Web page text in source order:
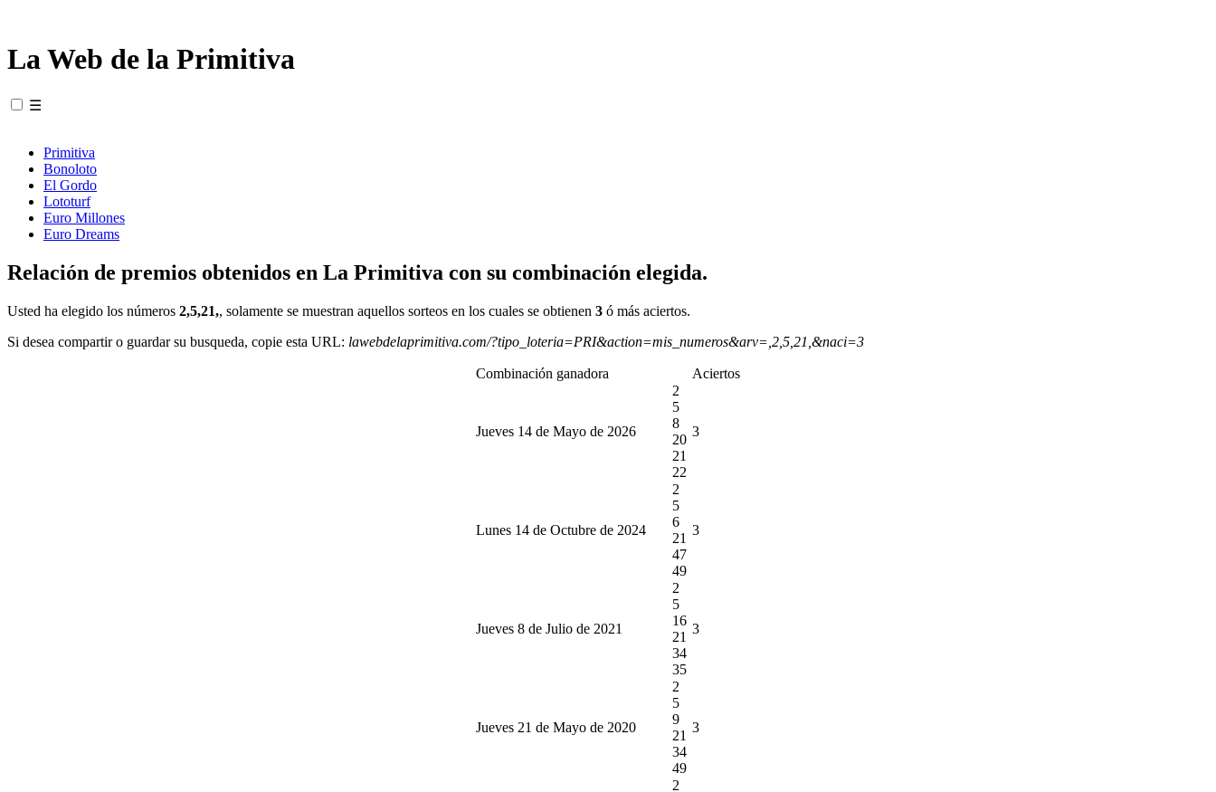
La Web de la Primitiva
☰
Primitiva
Bonoloto
El Gordo
Lototurf
Euro Millones
Euro Dreams
Relación de premios obtenidos en La Primitiva con su combinación elegida.
Usted ha elegido los números 2,5,21,, solamente se muestran aquellos sorteos en los cuales se obtienen 3 ó más aciertos.
Si desea compartir o guardar su busqueda, copie esta URL: lawebdelaprimitiva.com/?tipo_loteria=PRI&action=mis_numeros&arv=,2,5,21,&naci=3
Combinación ganadora Aciertos
Jueves 14 de Mayo de 2026
2
5
8
20
21
22
3
Lunes 14 de Octubre de 2024
2
5
6
21
47
49
3
Jueves 8 de Julio de 2021
2
5
16
21
34
35
3
Jueves 21 de Mayo de 2020
2
5
9
21
34
49
3
2